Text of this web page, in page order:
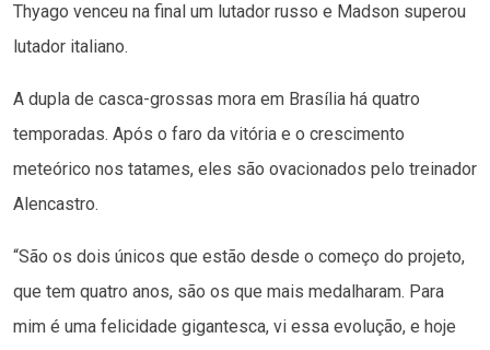
Thyago venceu na final um lutador russo e Madson superou
lutador italiano.
A dupla de casca-grossas mora em Brasília há quatro
temporadas. Após o faro da vitória e o crescimento
meteórico nos tatames, eles são ovacionados pelo treinador
Alencastro.
“São os dois únicos que estão desde o começo do projeto,
que tem quatro anos, são os que mais medalharam. Para
mim é uma felicidade gigantesca, vi essa evolução, e hoje